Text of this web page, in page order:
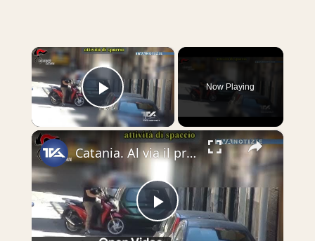
×
Play Video
Now Playing
×
Play
Catania. Al via il processo con giudizio immediato con imputati l’ex sindaco di Paternò Nino Naso e